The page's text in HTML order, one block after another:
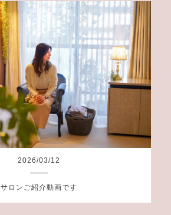
2026/03/12
サロンご紹介動画です